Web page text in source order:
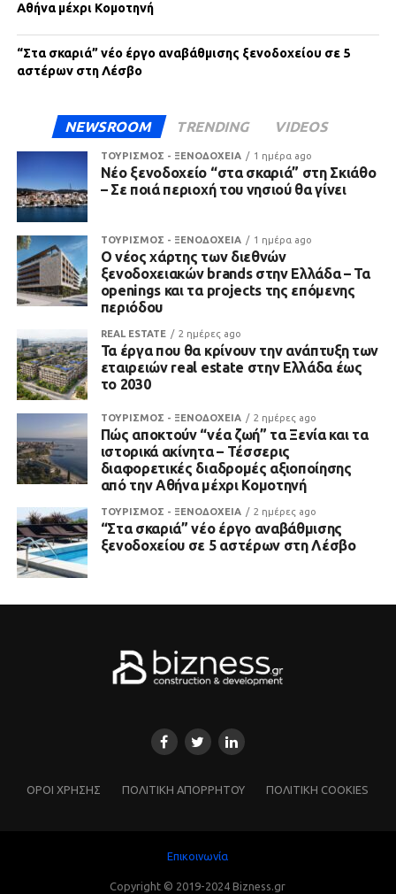
Αθήνα μέχρι Κομοτηνή
“Στα σκαριά” νέο έργο αναβάθμισης ξενοδοχείου σε 5
αστέρων στη Λέσβο
NEWSROOM TRENDING VIDEOS
ΤΟΥΡΙΣΜΟΣ - ΞΕΝΟΔΟΧΕΙΑ 1 ημέρα ago
Νέο ξενοδοχείο “στα σκαριά” στη Σκιάθο
– Σε ποιά περιοχή του νησιού θα γίνει
ΤΟΥΡΙΣΜΟΣ - ΞΕΝΟΔΟΧΕΙΑ 1 ημέρα ago
Ο νέος χάρτης των διεθνών
ξενοδοχειακών brands στην Ελλάδα – Τα
openings και τα projects της επόμενης
περιόδου
REAL ESTATE 2 ημέρες ago
Τα έργα που θα κρίνουν την ανάπτυξη των
εταιρειών real estate στην Ελλάδα έως
το 2030
ΤΟΥΡΙΣΜΟΣ - ΞΕΝΟΔΟΧΕΙΑ 2 ημέρες ago
Πώς αποκτούν “νέα ζωή” τα Ξενία και τα
ιστορικά ακίνητα – Τέσσερις
διαφορετικές διαδρομές αξιοποίησης
από την Αθήνα μέχρι Κομοτηνή
ΤΟΥΡΙΣΜΟΣ - ΞΕΝΟΔΟΧΕΙΑ 2 ημέρες ago
“Στα σκαριά” νέο έργο αναβάθμισης
ξενοδοχείου σε 5 αστέρων στη Λέσβο
ΌΡΟΙ ΧΡΗΣΗΣ ΠΟΛΙΤΙΚΗ ΑΠΟΡΡΗΤΟΥ ΠΟΛΙΤΙΚΗ COOKIES
Επικοινωνία
Copyright © 2019-2024 Bizness.gr